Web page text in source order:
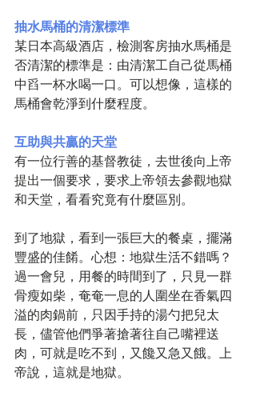
抽水馬桶的清潔標準
某日本高級酒店，檢測客房抽水馬桶是
否清潔的標準是：由清潔工自己從馬桶
中舀一杯水喝一口。可以想像，這樣的
馬桶會乾淨到什麼程度。
互助與共贏的天堂
有一位行善的基督教徒，去世後向上帝
提出一個要求，要求上帝領去參觀地獄
和天堂，看看究竟有什麼區別。
到了地獄，看到一張巨大的餐桌，擺滿
豐盛的佳餚。心想：地獄生活不錯嗎？
過一會兒，用餐的時間到了，只見一群
骨瘦如柴，奄奄一息的人圍坐在香氣四
溢的肉鍋前，只因手持的湯勺把兒太
長，儘管他們爭著搶著往自己嘴裡送
肉，可就是吃不到，又饞又急又餓。上
帝說，這就是地獄。